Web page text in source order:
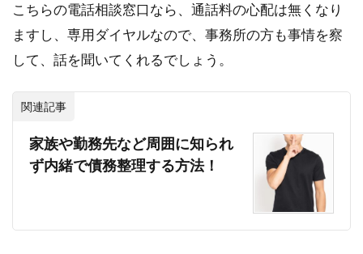
こちらの電話相談窓口なら、通話料の心配は無くなり
ますし、専用ダイヤルなので、事務所の方も事情を察
して、話を聞いてくれるでしょう。
関連記事
家族や勤務先など周囲に知られ
ず内緒で債務整理する方法！